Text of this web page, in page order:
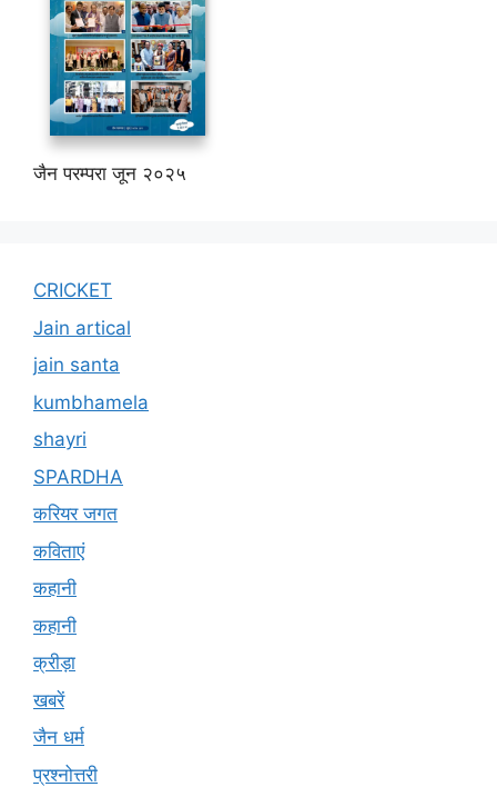
जैन परम्परा जून २०२५
CRICKET
Jain artical
jain santa
kumbhamela
shayri
SPARDHA
करियर जगत
कविताएं
कहानी
कहानी
क्रीड़ा
खबरें
जैन धर्म
प्रश्नोत्तरी